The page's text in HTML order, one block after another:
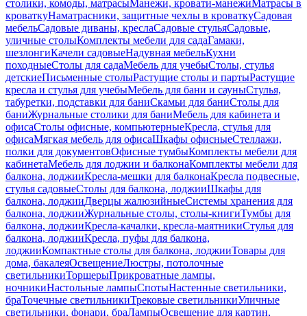
столики, комоды, матрасыМанежи, кровати-манежиМатрасы в
кроваткуНаматрасники, защитные чехлы в кроваткуСадовая
мебельСадовые диваны, креслаСадовые стульяСадовые,
уличные столыКомплекты мебели для садаГамаки,
шезлонгиКачели садовыеНадувная мебельКухни
походныеСтолы для садаМебель для учебыСтолы, стулья
детскиеПисьменные столыРастущие столы и партыРастущие
кресла и стулья для учебыМебель для бани и сауныСтулья,
табуретки, подставки для баниСкамьи для баниСтолы для
баниЖурнальные столики для баниМебель для кабинета и
офисаСтолы офисные, компьютерныеКресла, стулья для
офисаМягкая мебель для офисаШкафы офисныеСтеллажи,
полки для документовОфисные тумбыКомплекты мебели для
кабинетаМебель для лоджии и балконаКомплекты мебели для
балкона, лоджииКресла-мешки для балконаКресла подвесные,
стулья садовыеСтолы для балкона, лоджииШкафы для
балкона, лоджииДверцы жалюзийныеСистемы хранения для
балкона, лоджииЖурнальные столы, столы-книгиТумбы для
балкона, лоджииКресла-качалки, кресла-маятникиСтулья для
балкона, лоджииКресла, пуфы для балкона,
лоджииКомпактные столы для балкона, лоджииТовары для
дома, бакалеяОсвещениеЛюстры, потолочные
светильникиТоршерыПрикроватные лампы,
ночникиНастольные лампыСпотыНастенные светильники,
браТочечные светильникиТрековые светильникиУличные
светильники, фонари, браЛампыОсвещение для картин,